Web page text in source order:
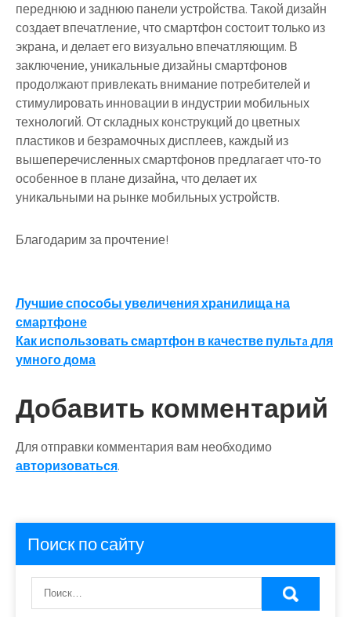
переднюю и заднюю панели устройства. Такой дизайн
создает впечатление, что смартфон состоит только из
экрана, и делает его визуально впечатляющим. В
заключение, уникальные дизайны смартфонов
продолжают привлекать внимание потребителей и
стимулировать инновации в индустрии мобильных
технологий. От складных конструкций до цветных
пластиков и безрамочных дисплеев, каждый из
вышеперечисленных смартфонов предлагает что-то
особенное в плане дизайна, что делает их
уникальными на рынке мобильных устройств.
Благодарим за прочтение!
Навигация
по
записям
Лучшие способы увеличения хранилища на
смартфоне
Как использовать смартфон в качестве пультa для
умного дома
Добавить комментарий
Для отправки комментария вам необходимо
авторизоваться.
Поиск по сайту